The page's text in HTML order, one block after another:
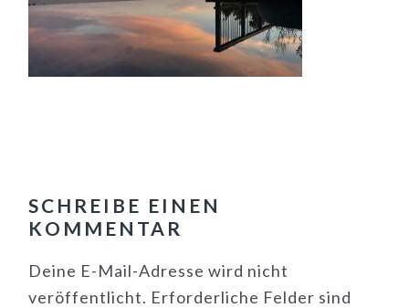
SCHREIBE EINEN
KOMMENTAR
Deine E-Mail-Adresse wird nicht
veröffentlicht. Erforderliche Felder sind